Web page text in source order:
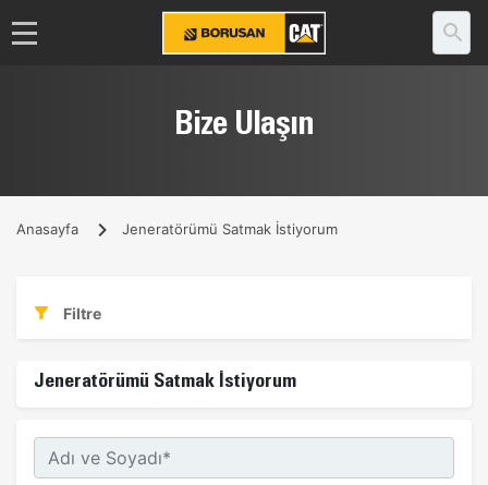
Bize Ulaşın
Anasayfa Jeneratörümü Satmak İstiyorum
Filtre
Jeneratörümü Satmak İstiyorum